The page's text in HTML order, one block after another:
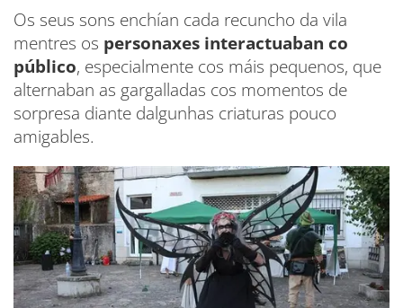
Os seus sons enchían cada recuncho da vila
mentres os personaxes interactuaban co
público, especialmente cos máis pequenos, que
alternaban as gargalladas cos momentos de
sorpresa diante dalgunhas criaturas pouco
amigables.